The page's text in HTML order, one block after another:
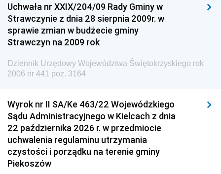
Dziennik Urzędowy Ministra Przemysłu
Dziennik Urzędowy Ministra Finansów i Gospodarki
Dziennik Urzędowy Ministra do Spraw Unii
Dziennik Urzędowy Agencji Wywiadu
Uchwała nr XXIX/204/09 Rady Gminy w
Strawczynie z dnia 28 sierpnia 2009r. w
sprawie zmian w budżecie gminy
Strawczyn na 2009 rok
Dziennik Urzędowy Województwa Świętokrzyskiego rok
2006 nr 441 poz. 3164
Wyrok nr II SA/Ke 463/22 Wojewódzkiego
Sądu Administracyjnego w Kielcach z dnia
22 października 2026 r. w przedmiocie
uchwalenia regulaminu utrzymania
czystości i porządku na terenie gminy
Piekoszów